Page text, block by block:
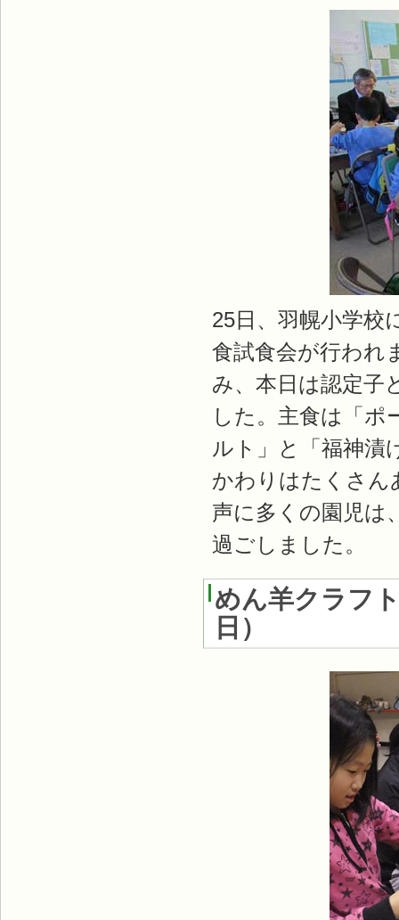
25日、羽幌小学校
食試食会が行われ
み、本日は認定子
した。主食は「
ルト」と「福神漬
かわりはたくさん
声に多くの園児は
過ごしました。
めん羊クラフ
日 ）